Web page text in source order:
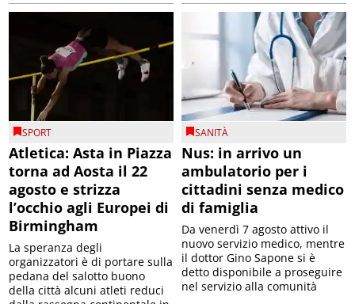
SPORT
Atletica: Asta in Piazza
torna ad Aosta il 22
agosto e strizza
l’occhio agli Europei di
Birmingham
La speranza degli
organizzatori è di portare sulla
pedana del salotto buono
della città alcuni atleti reduci
SANITÀ
Nus: in arrivo un
ambulatorio per i
cittadini senza medico
di famiglia
Da venerdì 7 agosto attivo il
nuovo servizio medico, mentre
il dottor Gino Sapone si è
detto disponibile a proseguire
nel servizio alla comunità